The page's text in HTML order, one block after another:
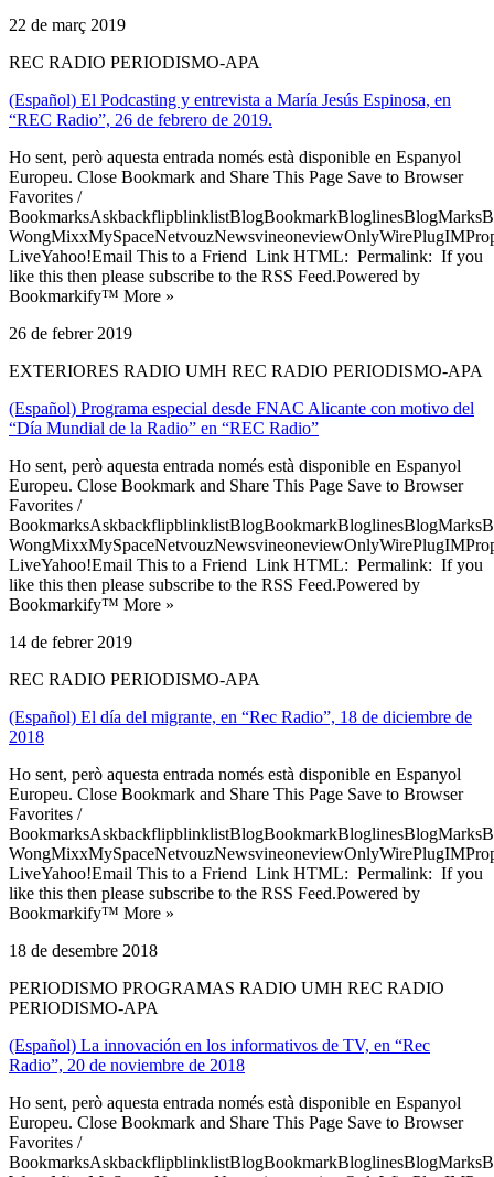
22 de març 2019
REC RADIO PERIODISMO-APA
(Español) El Podcasting y entrevista a María Jesús Espinosa, en
“REC Radio”, 26 de febrero de 2019.
Ho sent, però aquesta entrada només està disponible en Espanyol
Europeu. Close Bookmark and Share This Page Save to Browser
Favorites /
LiveYahoo!Email This to a Friend Link HTML: Permalink: If you
like this then please subscribe to the RSS Feed.Powered by
Bookmarkify™ More »
26 de febrer 2019
EXTERIORES RADIO UMH REC RADIO PERIODISMO-APA
(Español) Programa especial desde FNAC Alicante con motivo del
“Día Mundial de la Radio” en “REC Radio”
Ho sent, però aquesta entrada només està disponible en Espanyol
Europeu. Close Bookmark and Share This Page Save to Browser
Favorites /
LiveYahoo!Email This to a Friend Link HTML: Permalink: If you
like this then please subscribe to the RSS Feed.Powered by
Bookmarkify™ More »
14 de febrer 2019
REC RADIO PERIODISMO-APA
(Español) El día del migrante, en “Rec Radio”, 18 de diciembre de
2018
Ho sent, però aquesta entrada només està disponible en Espanyol
Europeu. Close Bookmark and Share This Page Save to Browser
Favorites /
LiveYahoo!Email This to a Friend Link HTML: Permalink: If you
like this then please subscribe to the RSS Feed.Powered by
Bookmarkify™ More »
18 de desembre 2018
PERIODISMO PROGRAMAS RADIO UMH REC RADIO
PERIODISMO-APA
(Español) La innovación en los informativos de TV, en “Rec
Radio”, 20 de noviembre de 2018
Ho sent, però aquesta entrada només està disponible en Espanyol
Europeu. Close Bookmark and Share This Page Save to Browser
Favorites /